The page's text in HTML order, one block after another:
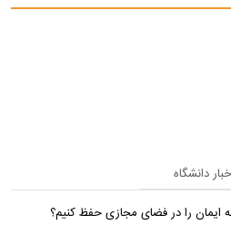
دانشگاه
ایمان را در فضای مجازی حفظ کنیم؟